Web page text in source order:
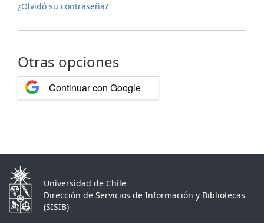
¿Olvidó su contraseña?
Otras opciones
Continuar con Google
Universidad de Chile
Dirección de Servicios de Información y Bibliotecas
(SISIB)